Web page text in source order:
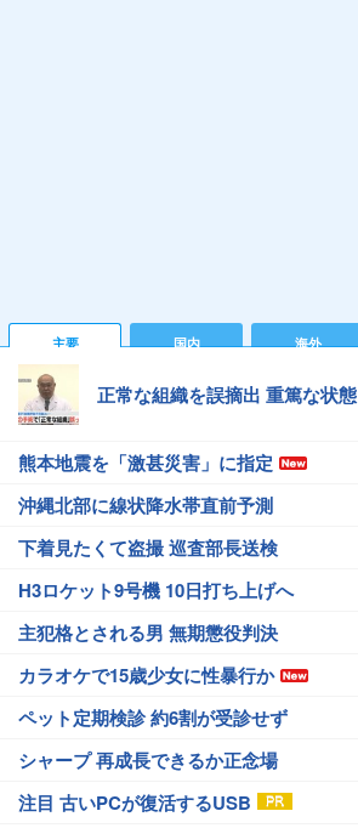
主要 国内 海外
正常な組織を誤摘出 重篤な状態
熊本地震を「激甚災害」に指定
沖縄北部に線状降水帯直前予測
下着見たくて盗撮 巡査部長送検
H3ロケット9号機 10日打ち上げへ
主犯格とされる男 無期懲役判決
カラオケで15歳少女に性暴行か
ペット定期検診 約6割が受診せず
シャープ 再成長できるか正念場
注目 古いPCが復活するUSB